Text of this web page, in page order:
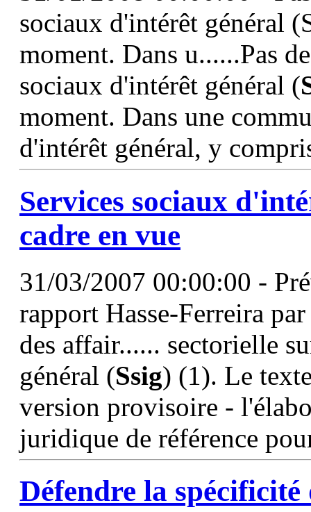
sociaux d'intérêt général
moment. Dans u......Pas
sociaux d'intérêt général (
moment. Dans une
d'intérêt général, y
Services sociaux
cadre en vue
31/03/2007 00:00:00 -
rapport Hasse-Ferreira
des affair...... sectorielle
général (Ssig) (1). Le
version provisoire -
juridique de référence
Défendre la spécificité